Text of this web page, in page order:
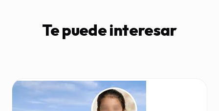
Te puede interesar